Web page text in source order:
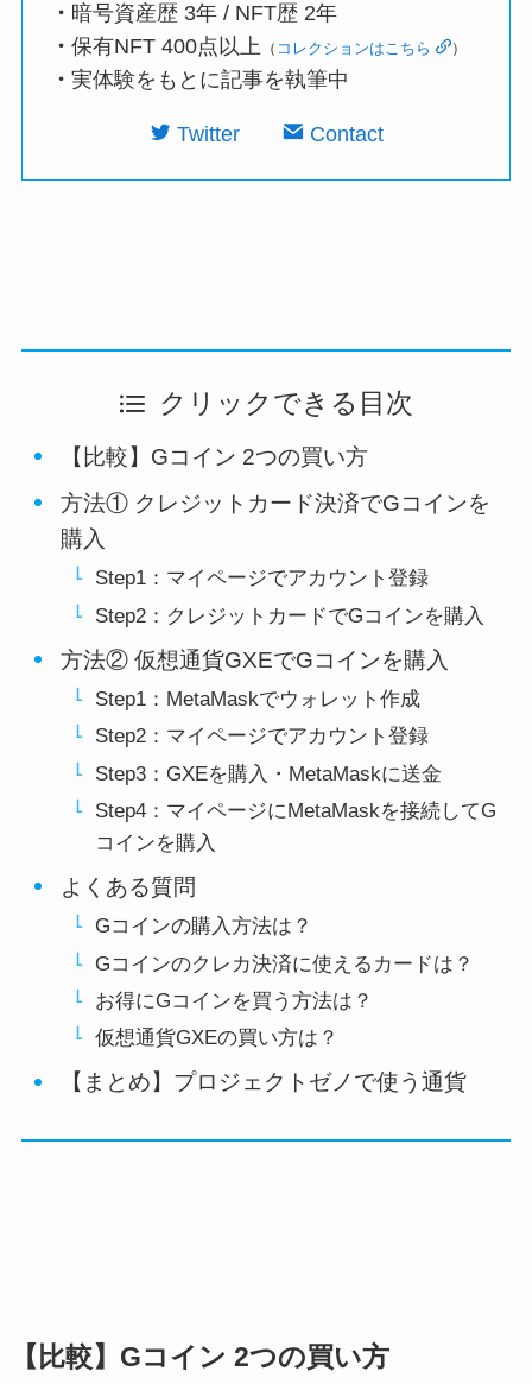
・ 暗号資産歴 3年 / NFT歴 2年
・保有NFT 400点以上 （ コレクションはこちら ）
・実体験をもとに記事を執筆中
Twitter Contact
クリックできる目次
【比較】Gコイン 2つの買い方
方法① クレジットカード決済でGコインを
購入
Step1：マイページでアカウント登録
Step2：クレジットカードでGコインを購入
方法② 仮想通貨GXEでGコインを購入
Step1：MetaMaskでウォレット作成
Step2：マイページでアカウント登録
Step3：GXEを購入・MetaMaskに送金
Step4：マイページにMetaMaskを接続してG
コインを購入
よくある質問
Gコインの購入方法は？
Gコインのクレカ決済に使えるカードは？
お得にGコインを買う方法は？
仮想通貨GXEの買い方は？
【まとめ】プロジェクトゼノで使う通貨
【比較】Gコイン 2つの買い方